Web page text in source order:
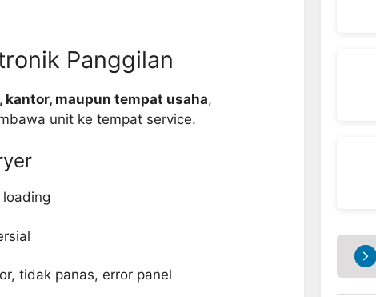
Panggilan
kantor, maupun tempat usaha,
unit ke tempat service.
tidak panas, error panel